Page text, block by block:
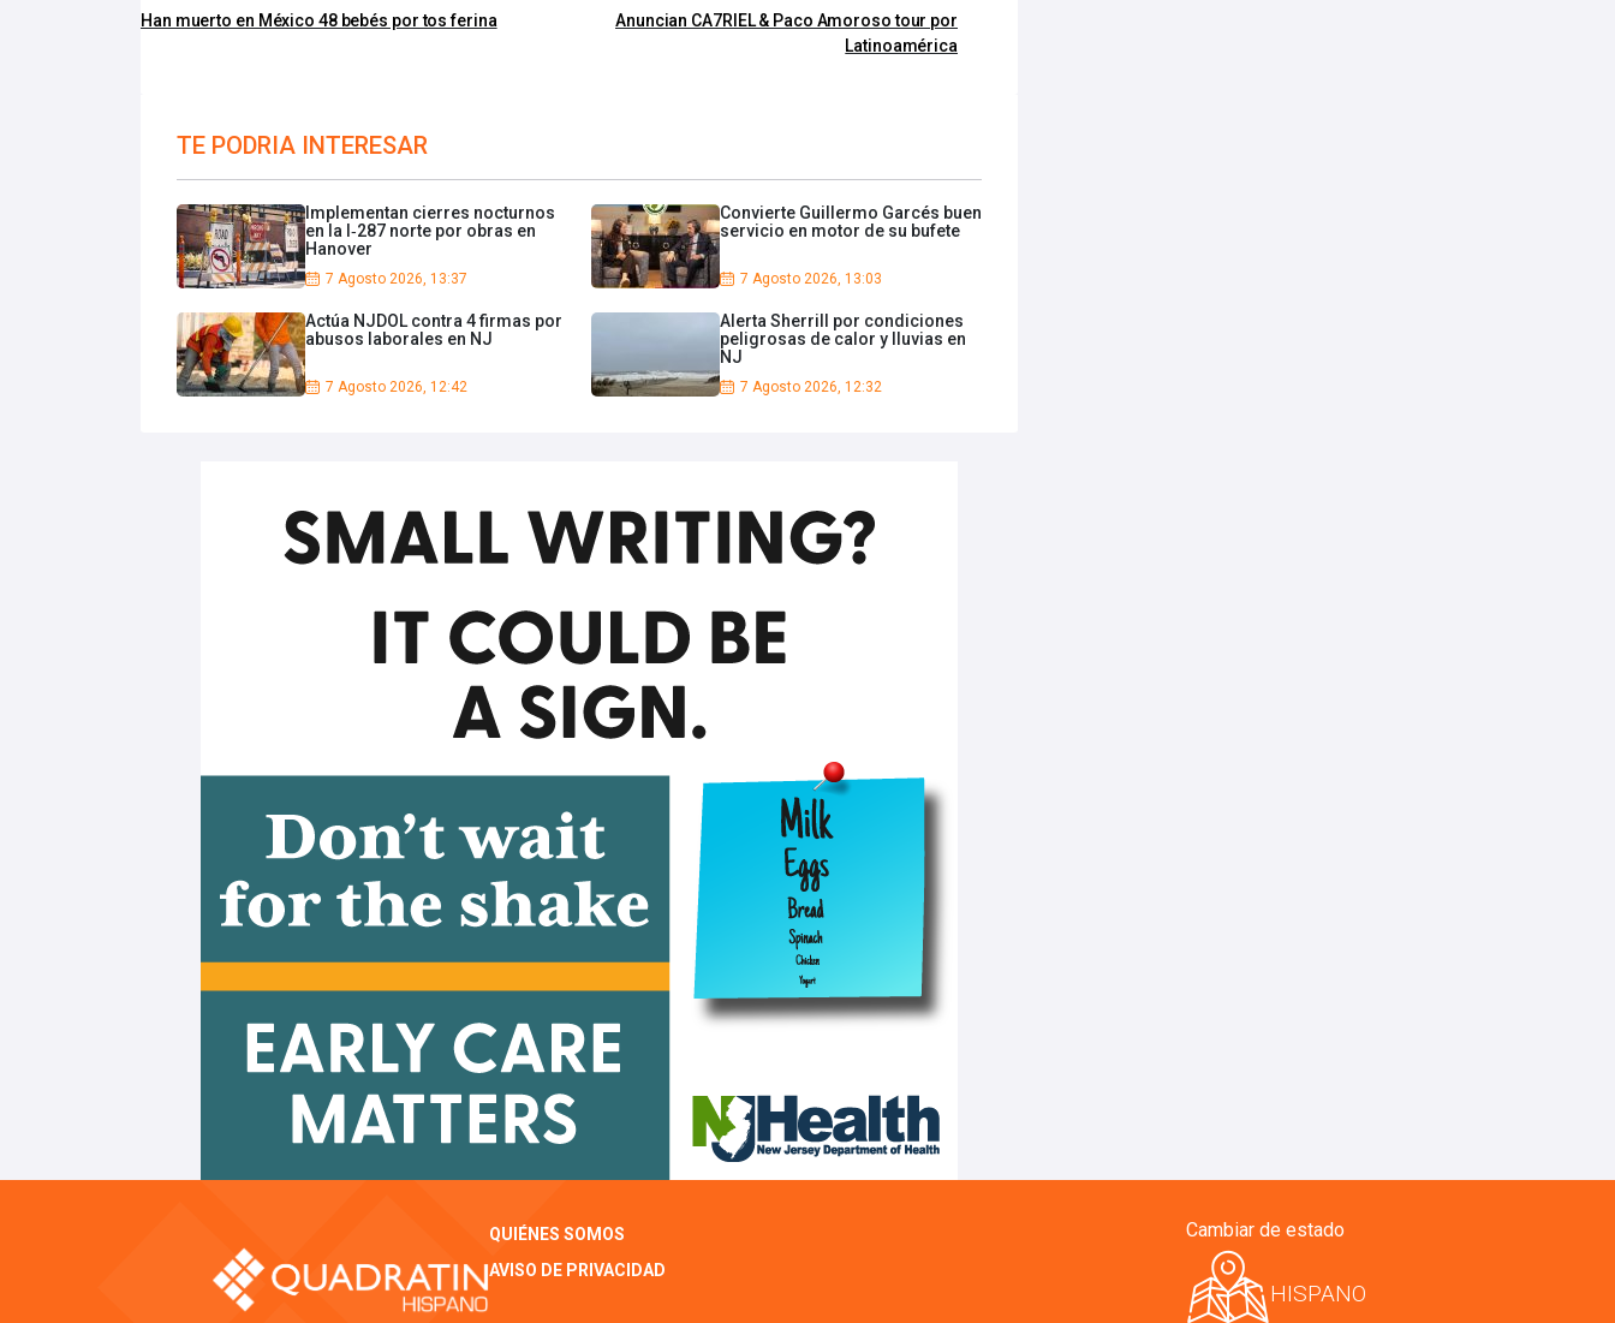
Han muerto en México 48 bebés por tos ferina
Anuncian CA7RIEL & Paco Amoroso tour por
Latinoamérica
TE PODRIA INTERESAR
Implementan cierres nocturnos
en la I‑287 norte por obras en
Hanover
7 Agosto 2026, 13:37
Convierte Guillermo Garcés buen
servicio en motor de su bufete
7 Agosto 2026, 13:03
Actúa NJDOL contra 4 firmas por
abusos laborales en NJ
7 Agosto 2026, 12:42
Alerta Sherrill por condiciones
peligrosas de calor y lluvias en
NJ
7 Agosto 2026, 12:32
QUIÉNES SOMOS
AVISO DE PRIVACIDAD
Cambiar de estado
HISPANO